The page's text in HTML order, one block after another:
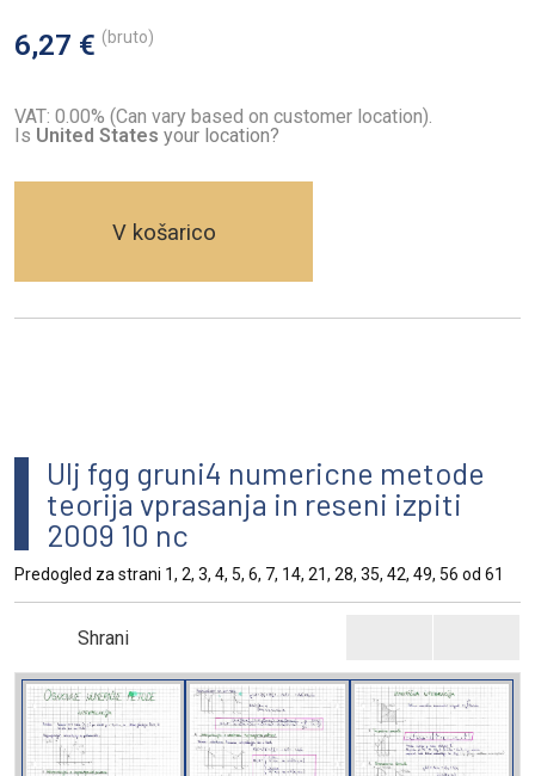
6,27 € (bruto)
VAT: 0.00% (Can vary based on customer location).
Is United States your location?
V košarico
Ulj fgg gruni4 numericne metode
teorija vprasanja in reseni izpiti
2009 10 nc
Predogled za strani 1, 2, 3, 4, 5, 6, 7, 14, 21, 28, 35, 42, 49, 56 od 61
Shrani